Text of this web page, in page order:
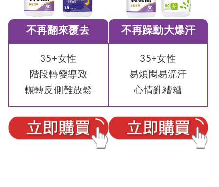
不再翻來覆去
35+女性
階段轉變導致
輾轉反側難放鬆
不再躁動大爆汗
35+女性
易煩悶易流汗
心情亂糟糟